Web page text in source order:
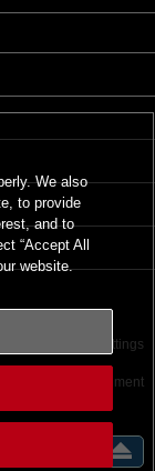
Cookies Settings
Digital Entertainment
We also
to provide
and to
“Accept All
website.